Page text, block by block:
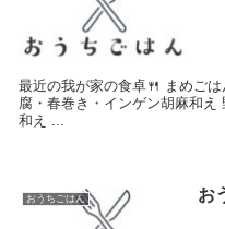
最近の我が家の食卓🍴 まめご
腐・春巻き・インゲン胡麻和
和え ...
おうちごはん お